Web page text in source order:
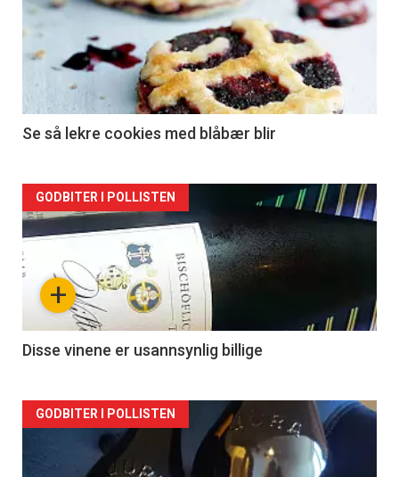
Se så lekre cookies med blåbær blir
Forsiden
akkurat
nå
2
+
GODBITER I POLLISTEN
Disse vinene er usannsynlig billige
Forsiden
akkurat
GODBITER I POLLISTEN